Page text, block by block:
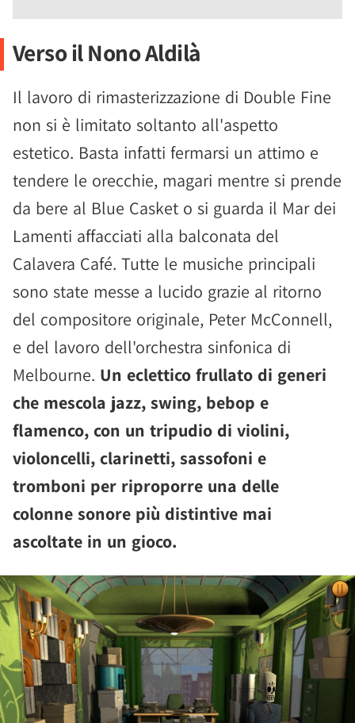
Verso il Nono Aldilà
Il lavoro di rimasterizzazione di Double Fine
non si è limitato soltanto all'aspetto
estetico. Basta infatti fermarsi un attimo e
tendere le orecchie, magari mentre si prende
da bere al Blue Casket o si guarda il Mar dei
Lamenti affacciati alla balconata del
Calavera Café. Tutte le musiche principali
sono state messe a lucido grazie al ritorno
del compositore originale, Peter McConnell,
e del lavoro dell'orchestra sinfonica di
Melbourne. Un eclettico frullato di generi
che mescola jazz, swing, bebop e
flamenco, con un tripudio di violini,
violoncelli, clarinetti, sassofoni e
tromboni per riproporre una delle
colonne sonore più distintive mai
ascoltate in un gioco.